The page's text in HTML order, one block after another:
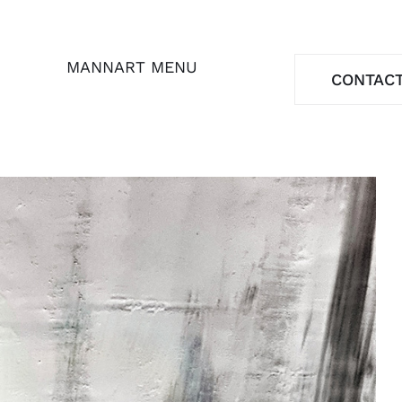
MANNART MENU